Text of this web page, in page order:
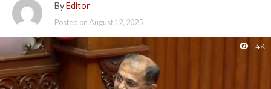
By Editor
Posted onAugust 12, 2025
1.4K